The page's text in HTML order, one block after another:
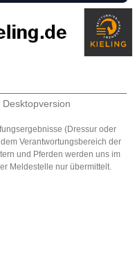
Desktopversion
(Dressur oder
Verantwortungsbereich der
und Pferden werden uns im
Meldestelle nur übermittelt.